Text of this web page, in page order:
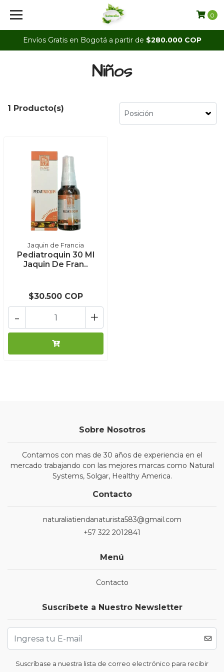
Envíos Gratis en Bogotá a partir de $280.000 COP
0
Niños
1 Producto(s)
Jaquin de Francia
Pediatroquin 30 Ml
Jaquin De Fran..
$30.500 COP
+
-
Sobre Nosotros
Contamos con mas de 30 años de experiencia en el
mercado trabajando con las mejores marcas como Natural
Systems, Solgar, Healthy America.
Contacto
naturaliatiendanaturista583@gmail.com
+57 322 2012841
Menú
Contacto
Suscríbete a Nuestro Newsletter
Suscríbase a nuestra lista de correo electrónico para recibir